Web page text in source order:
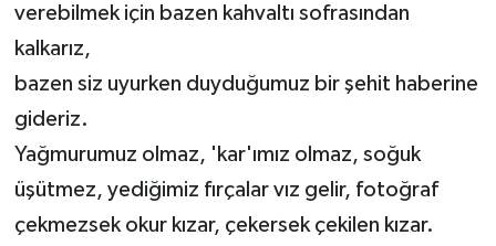
verebilmek için bazen kahvaltı sofrasından
kalkarız,
bazen siz uyurken duyduğumuz bir şehit haberine
gideriz.
Yağmurumuz olmaz, 'kar'ımız olmaz, soğuk
üşütmez, yediğimiz fırçalar vız gelir, fotoğraf
çekmezsek okur kızar, çekersek çekilen kızar.